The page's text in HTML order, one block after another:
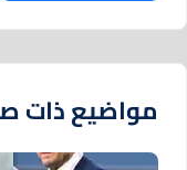
مواضيع ذات صلة